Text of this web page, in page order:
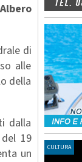
di
alle
della
dalla
19
un
CULTURA